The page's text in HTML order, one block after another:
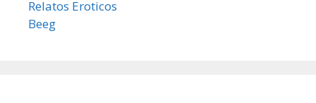
Relatos Eroticos
Beeg